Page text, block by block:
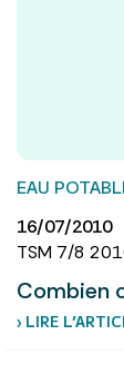
EAU
16/07/2010
TSM 7/8
Combien
› LIRE